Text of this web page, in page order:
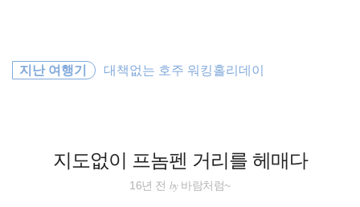
로
지도없이 프놈펜 거리를 헤매다
지난 여행기 대책없는 호주 워킹홀리데이
16년 전 by바람처럼~
세계여행
동남아 배낭여행